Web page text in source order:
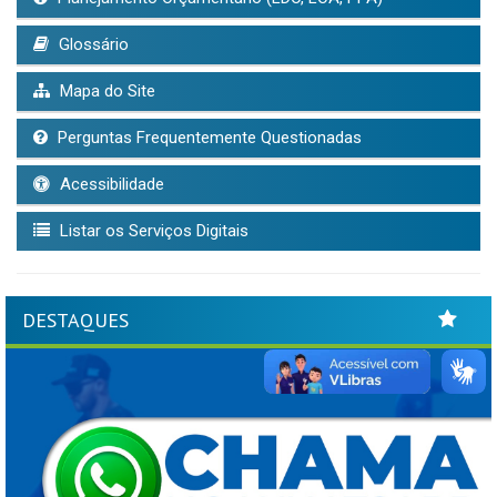
Glossário
Mapa do Site
Perguntas Frequentemente Questionadas
Acessibilidade
Listar os Serviços Digitais
DESTAQUES